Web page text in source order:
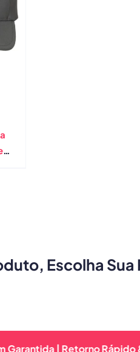
Escolha
| Retorno Rápido &